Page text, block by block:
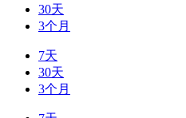
30天
3个月
7天
30天
3个月